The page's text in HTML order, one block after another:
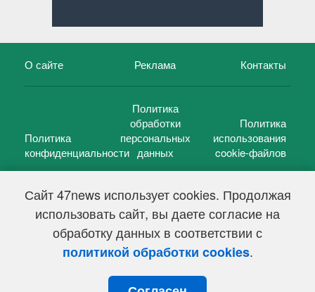
Сайт 47news использует cookies. Продолжая
использовать сайт, вы даете согласие на
обработку данных в соответствии с
политикой обработки cookies.
О сайте Реклама Контакты
Политика
конфиденциальности
Политика
обработки
персональных
данных
Политика
использования
cookie-файлов
47 новостей (47 news)2005 — 2026 г.
Свидетельство о регистрации СМИ Эл № ФС 77-39848, выдано
Федеральной службой по надзору в сфере связи,
информационных технологий и массовых коммуникаций